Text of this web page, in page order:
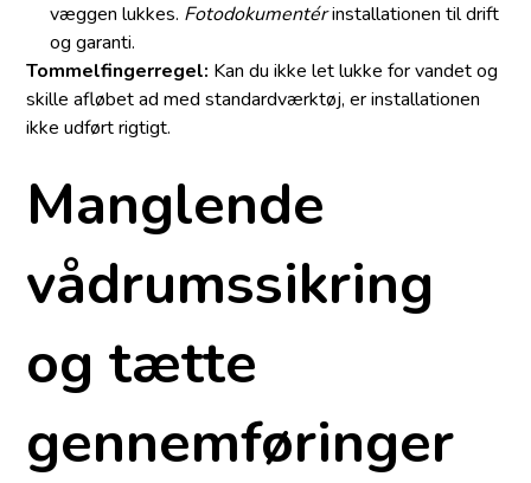
væggen lukkes. Fotodokumentérinstallationen til drift
og garanti.
Tommelfingerregel: Kan du ikke let lukke for vandet og
skille afløbet ad med standardværktøj, er installationen
ikke udført rigtigt.
Manglende
vådrumssikring
og tætte
gennemføringer